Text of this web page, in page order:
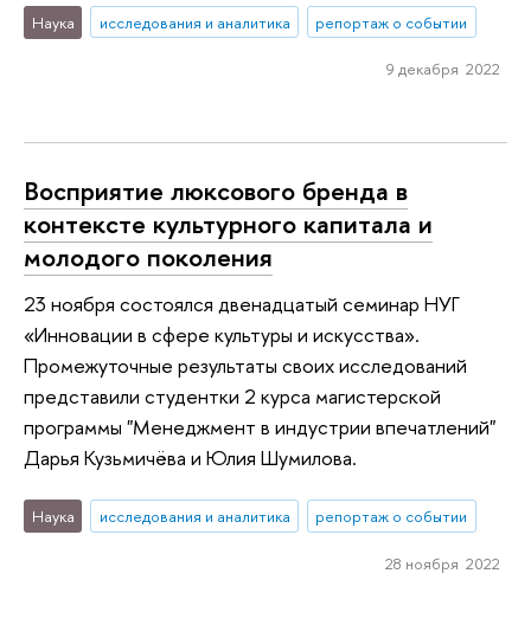
Наука исследования и аналитика репортаж о событии
9 декабря 2022
Восприятие люксового бренда в
контексте культурного капитала и
молодого поколения
23 ноября состоялся двенадцатый семинар НУГ
«Инновации в сфере культуры и искусства».
Промежуточные результаты своих исследований
представили студентки 2 курса магистерской
программы "Менеджмент в индустрии впечатлений"
Дарья Кузьмичёва и Юлия Шумилова.
Наука исследования и аналитика репортаж о событии
28 ноября 2022